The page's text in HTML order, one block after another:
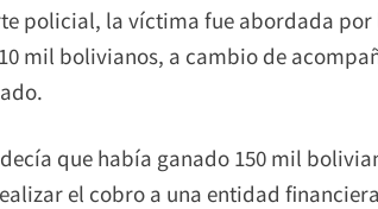
policial, la víctima fue abordada
mil bolivianos, a cambio de
que había ganado 150 mil
el cobro a una entidad